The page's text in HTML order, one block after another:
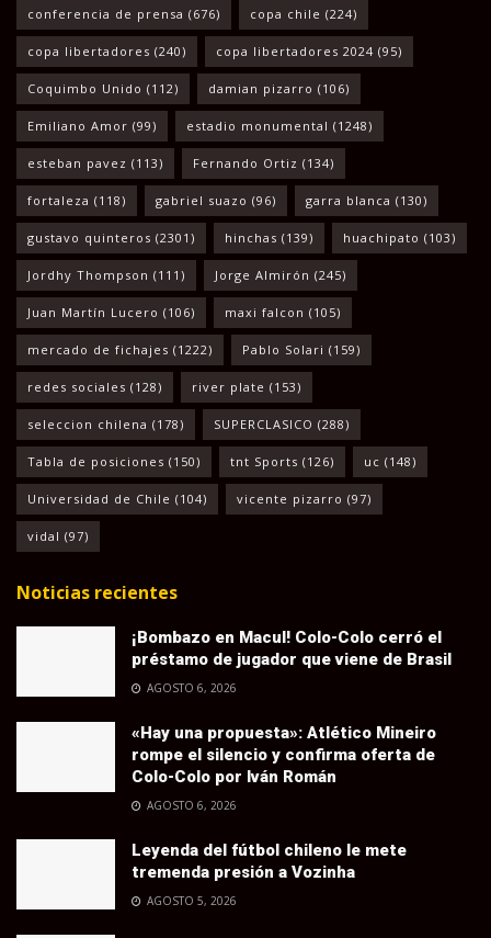
conferencia de prensa (676) copa chile (224)
copa libertadores (240) copa libertadores 2024 (95)
Coquimbo Unido (112) damian pizarro (106)
Emiliano Amor (99) estadio monumental (1248)
esteban pavez (113) Fernando Ortiz (134)
fortaleza (118) gabriel suazo (96) garra blanca (130)
gustavo quinteros (2301) hinchas (139) huachipato (103)
Jordhy Thompson (111) Jorge Almirón (245)
Juan Martín Lucero (106) maxi falcon (105)
mercado de fichajes (1222) Pablo Solari (159)
redes sociales (128) river plate (153)
seleccion chilena (178) SUPERCLASICO (288)
Tabla de posiciones (150) tnt Sports (126) uc (148)
Universidad de Chile (104) vicente pizarro (97)
vidal (97)
Noticias recientes
¡Bombazo en Macul! Colo-Colo cerró el
préstamo de jugador que viene de Brasil
AGOSTO 6, 2026
«Hay una propuesta»: Atlético Mineiro
rompe el silencio y confirma oferta de
Colo-Colo por Iván Román
AGOSTO 6, 2026
Leyenda del fútbol chileno le mete
tremenda presión a Vozinha
AGOSTO 5, 2026